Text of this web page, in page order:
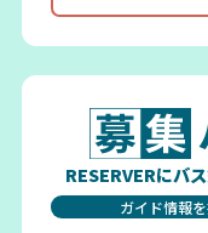
RESERVERにバ
ガイド情報